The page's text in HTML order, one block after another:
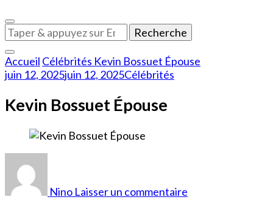
Vous
recherchiez
quelque
chose
?
Accueil Célébrités Kevin Bossuet Épouse
juin 12, 2025juin 12, 2025Célébrités
Kevin Bossuet Épouse
Nino Laisser un commentaire
Épouse